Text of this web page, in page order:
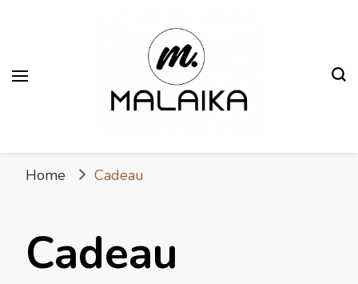
Home Cadeau
Cadeau